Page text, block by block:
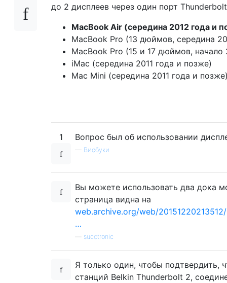
до 2 дисплеев через один порт
MacBook Air (середина 2012 года и
MacBook Pro (13 дюймов, середина
MacBook Pro (15 и 17 дюймов, начало
iMac (середина 2011 года и позже)
Mac Mini (середина 2011 года и
1 Вопрос был об использовании
— Висбуки
Вы можете использовать два дока
страница видна на
web.archive.org/web/
…
sucotronic
Я только один, чтобы подтвердить,
станций Belkin Thunderbolt 2,